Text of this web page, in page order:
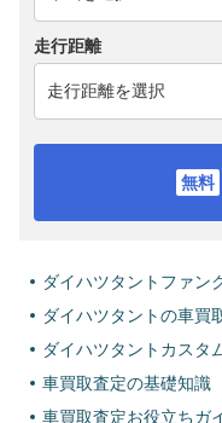
走行距離
ダイハツタントファン
ダイハツタントの車買
ダイハツタントカスタ
車買取査定の基礎知識
車買取査定お役立ちガ